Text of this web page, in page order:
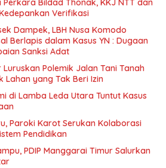
Bildad Thonak, KKJ NTT dan
Verifikasi
Dampek, LBH Nusa Komodo
Berlapis dalam Kasus YN : Dugaan
Sanksi Adat
Polemik Jalan Tani Tanah
Lahan yang Tak Beri Izin
di Lamba Leda Utara Tuntut Kasus
Paroki Karot Serukan Kolaborasi
Pendidikan
PDIP Manggarai Timur Salurkan